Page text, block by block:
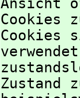
Cookies
Cookies
Zustand